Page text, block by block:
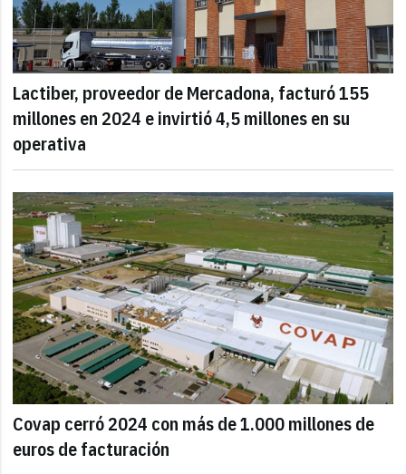
Lactiber, proveedor de Mercadona, facturó 155
millones en 2024 e invirtió 4,5 millones en su
operativa
Covap cerró 2024 con más de 1.000 millones de
euros de facturación